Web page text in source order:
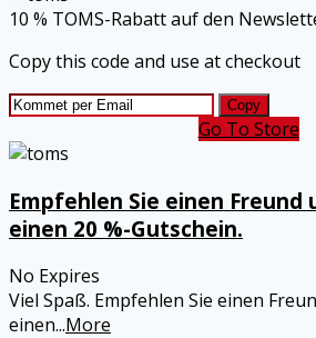
10 % TOMS-Rabatt auf den
Copy this code and use at checkout
Copy
Go To Store
Empfehlen Sie einen Freund
einen 20 %-Gutschein.
No Expires
Viel Spaß. Empfehlen Sie einen
einen...More